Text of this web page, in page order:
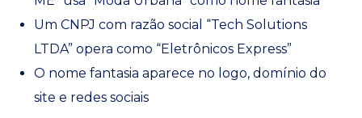
Um CNPJ com razão social “Tech Solutions
LTDA” opera como “Eletrônicos Express”
O nome fantasia aparece no logo, domínio do
site e redes sociais